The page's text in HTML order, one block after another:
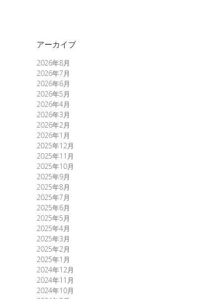
アーカイブ
2026年8月
2026年7月
2026年6月
2026年5月
2026年4月
2026年3月
2026年2月
2026年1月
2025年12月
2025年11月
2025年10月
2025年9月
2025年8月
2025年7月
2025年6月
2025年5月
2025年4月
2025年3月
2025年2月
2025年1月
2024年12月
2024年11月
2024年10月